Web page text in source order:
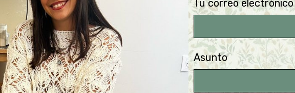
Tu correo electrónico
Asunto